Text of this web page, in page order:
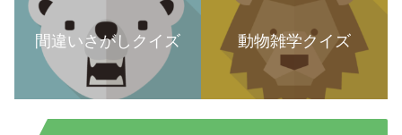
間違いさがしクイズ 動物雑学クイズ